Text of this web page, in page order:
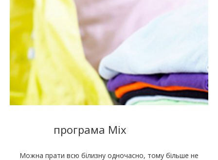
програма Mix
Можна прати всю білизну одночасно, тому більше не